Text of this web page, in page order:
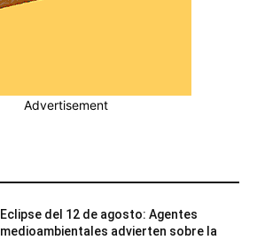
Eclipse del 12 de agosto: Agentes
medioambientales advierten sobre la